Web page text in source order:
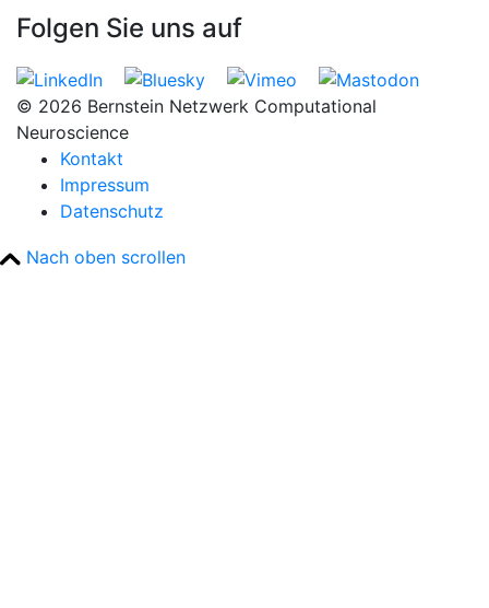
Folgen Sie uns auf
© 2026 Bernstein Netzwerk Computational
Neuroscience
Kontakt
Impressum
Datenschutz
Nach oben scrollen